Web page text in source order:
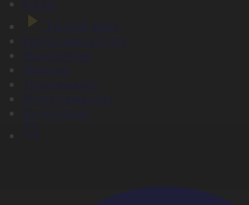
Басты
Тікелей эфир